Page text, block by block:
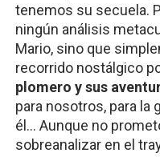
tenemos su secuela.
ningún análisis
Mario, sino que
recorrido nostálgico
plomero y sus
para nosotros, para la
él… Aunque no
sobreanalizar en el